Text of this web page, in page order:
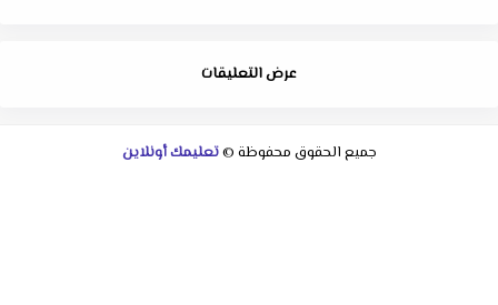
عرض التعليقات
جميع الحقوق محفوظة ©تعليمك أونلاين